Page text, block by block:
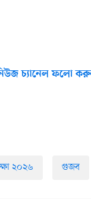
চ্যানেল ফলো
২০২৬ গুজব